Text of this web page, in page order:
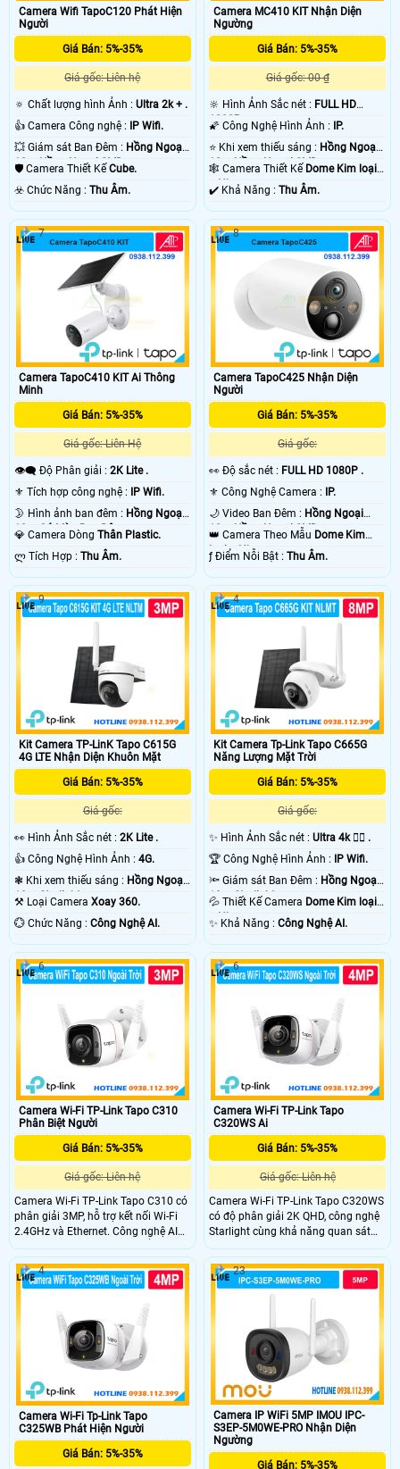
Camera Wifi TapoC120 Phát Hiện
Người
Giá Bán: 5%-35%
Giá gốc: Liên hệ
🔅 Chất lượng hình Ảnh : Ultra 2k + .
👍 Camera Công nghệ : IP Wifi.
💥 Giám sát Ban Đêm : Hồng Ngoại
10m Hồng Ngoại SMD.
🛡 Camera Thiết KếCube.
️☣️ Chức Năng : Thu Âm.
Camera MC410 KIT Nhận Diện
Ngường
Giá Bán: 5%-35%
Giá gốc: 00 ₫
🔆 Hình Ảnh Sắc nét : FULL HD
1080P .
🌠 Công Nghệ Hình Ảnh : IP.
⭐ Khi xem thiếu sáng : Hồng Ngoại
10m Hồng Ngoại SMD.
🕸️ Camera Thiết Kế Dome Kim loại
+ Nhựa.
️✔️ Khả Năng :Thu Âm.
Camera TapoC410 KIT Ai Thông
Minh
Giá Bán: 5%-35%
Giá gốc: Liên Hệ
👁️‍🗨 Độ Phân giải : 2K Lite .
⚜️ Tích hợp công nghệ :
IP Wifi.
🌛 Hình ảnh ban đêm : Hồng Ngoại
10m Có Màu Ban Ðêm.
💎 Camera Dòng Thân Plastic.
️ლ Tích Hợp : Thu Âm.
7
Camera TapoC425 Nhận Diện
Người
Giá Bán: 5%-35%
Giá gốc:
️👀 Độ sắc nét : FULL HD 1080P .
⚜️ Công Nghệ Camera :
IP.
🌙 Video Ban Đêm : Hồng Ngoại
10m Hồng Ngoại SMD.
👑 Camera Theo Mẫu Dome Kim
loại + Nhựa.
️ƒ Điểm Nỗi Bật :Thu Âm.
8
Kit Camera TP-LinK Tapo C615G
4G LTE Nhận Diện Khuôn Mặt
Giá Bán: 5%-35%
Giá gốc:
️👀 Hình Ảnh Sắc nét : 2K Lite .
👍 Công Nghệ Hình Ảnh : 4G.
❃ Khi xem thiếu sáng : Hồng Ngoại
10m Starlight.
⚒ Loại Camera Xoay 360.
️💮 Chức Năng : Công Nghệ AI.
9
Kit Camera Tp-Link Tapo C665G
Năng Lượng Mặt Trời
Giá Bán: 5%-35%
Giá gốc:
✨ Hình Ảnh Sắc nét :Ultra 4k 👍🏾 .
🏆 Công Nghệ Hình Ảnh : IP Wifi.
🔦 Giám sát Ban Đêm : Hồng Ngoại
10m Starlight.
💦 Thiết Kế Camera Dome Kim loại
+ Nhựa.
️✨ Khả Năng :Công Nghệ AI.
4
Camera Wi-Fi TP-Link Tapo C310
Phân Biệt Người
Giá Bán: 5%-35%
Giá gốc: Liên hệ
Camera Wi-Fi TP-Link Tapo C310 có
phân giải 3MP, hỗ trợ kết nối Wi-Fi
2.4GHz và Ethernet. Công nghệ AI
thông minh phát hiện chuyển động,
báo động âm thanh và ánh sáng,
đàm thoại hai chiều, tầm nhìn ban
đêm lên đến 30 mét, lưu trữ thẻ nhớ
microSD tối đa 128GB, chuẩn chống
nước IP66 và điều khiển dễ dàng
qua ứng dụng Tapo.
6
Camera Wi-Fi TP-Link Tapo
C320WS Ai
Giá Bán: 5%-35%
Giá gốc: Liên hệ
Camera Wi-Fi TP-Link Tapo C320WS
có độ phân giải 2K QHD, công nghệ
Starlight cùng khả năng quan sát
ban đêm có màu lên đến 30 mét
cung cấp hình ảnh sắc nét trong
mọi điều kiện ánh sáng. Công nghệ
AI phát hiện chuyển động, báo động
trữ thẻ nhớ microSD tối đa 256GB,
kết nối Wi-Fi hoặc Ethernet và quản
lý dễ dàng qua ứng dụng Tapo
6
Camera Wi-Fi Tp-Link Tapo
C325WB Phát Hiện Người
Giá Bán: 5%-35%
4
Camera IP WiFi 5MP IMOU IPC-
S3EP-5M0WE-PRO Nhận Diện
Ngường
Giá Bán: 5%-35%
23